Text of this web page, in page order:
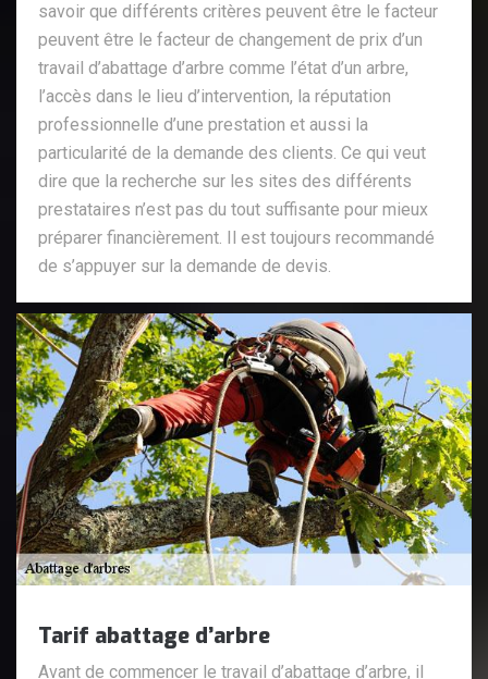
savoir que différents critères peuvent être le facteur
peuvent être le facteur de changement de prix d’un
travail d’abattage d’arbre comme l’état d’un arbre,
l’accès dans le lieu d’intervention, la réputation
professionnelle d’une prestation et aussi la
particularité de la demande des clients. Ce qui veut
dire que la recherche sur les sites des différents
prestataires n’est pas du tout suffisante pour mieux
préparer financièrement. Il est toujours recommandé
de s’appuyer sur la demande de devis.
Tarif abattage d’arbre
Avant de commencer le travail d’abattage d’arbre, il